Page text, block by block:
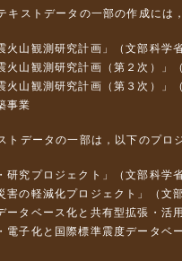
キストデータの一部の作成には
火山観測研究計画」（文部科学
火山観測研究計画（第２次）」
火山観測研究計画（第３次）」
事業
トデータの一部は，以下のプロ
研究プロジェクト」（文部科
害の軽減化プロジェクト」（
ータベース化と共有型拡張・
電子化と国際標準震度データ